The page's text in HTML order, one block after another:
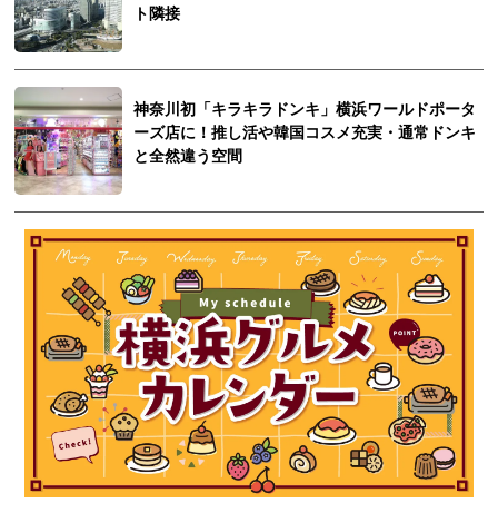
ト隣接
神奈川初「キラキラドンキ」横浜ワールドポータ
ーズ店に！推し活や韓国コスメ充実・通常ドンキ
と全然違う空間